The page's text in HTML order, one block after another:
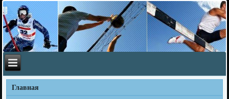
Главная